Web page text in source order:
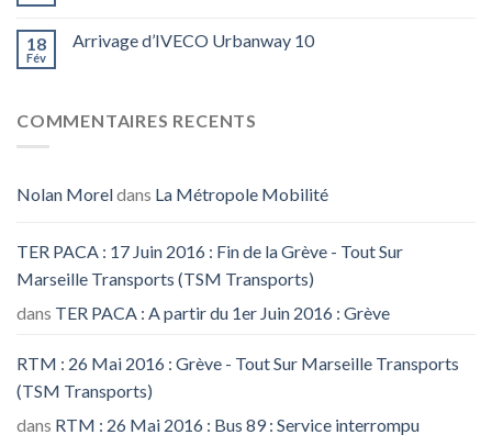
18
Fév
Arrivage d’IVECO Urbanway 10
COMMENTAIRES RECENTS
Nolan Moreldans La Métropole Mobilité
TER PACA : 17 Juin 2016 : Fin de la Grève - Tout Sur
Marseille Transports (TSM Transports)
dans TER PACA : A partir du 1er Juin 2016 : Grève
RTM : 26 Mai 2016 : Grève - Tout Sur Marseille Transports
(TSM Transports)
dans RTM : 26 Mai 2016 : Bus 89 : Service interrompu